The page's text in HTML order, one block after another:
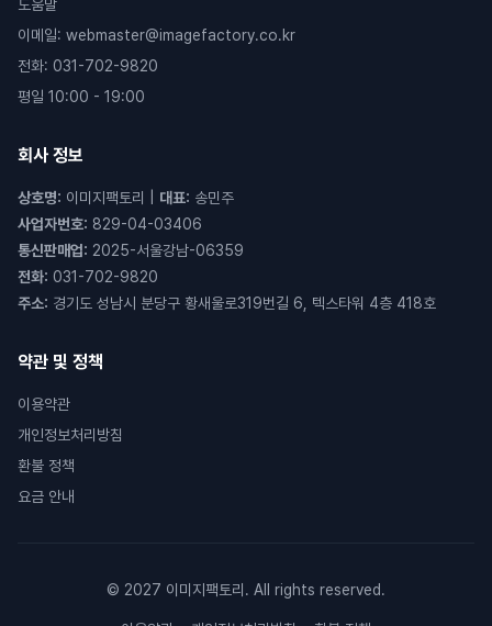
도움말
이메일: webmaster@imagefactory.co.kr
전화: 031-702-9820
평일 10:00 - 19:00
회사 정보
상호명: 이미지팩토리 대표: 송민주
사업자번호: 829-04-03406
통신판매업: 2025-서울강남-06359
전화: 031-702-9820
주소: 경기도 성남시 분당구 황새울로319번길 6, 텍스타워 4층 418호
약관 및 정책
이용약관
개인정보처리방침
환불 정책
요금 안내
© 2027 이미지팩토리. All rights reserved.